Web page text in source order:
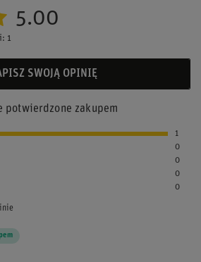
5.00
1
SWOJĄ OPINIĘ
potwierdzone zakupem
1
0
0
0
0